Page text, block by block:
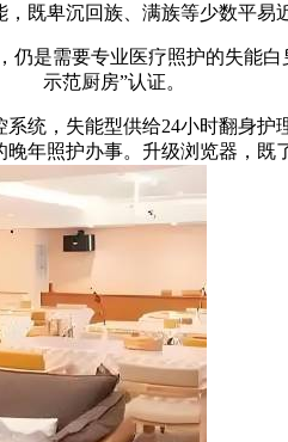
既卑沉回族、满族等少数平易
需要专业医疗照护的失能
示范厨房”认证。
，失能型供给24小时翻身护
年照护办事。升级浏览器，既